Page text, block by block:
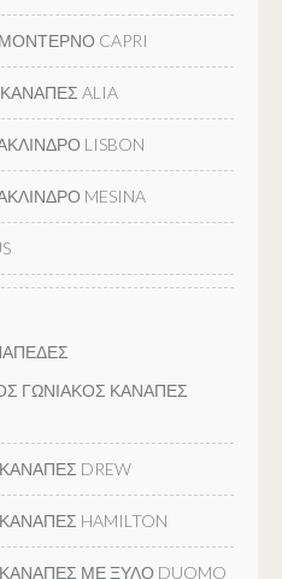
CAPRI
ALIA
LISBON
MESINA
ΓΩΝΙΑΚΟΣ ΚΑΝΑΠΕΣ
DREW
HAMILTON
ΜΕ ΞΥΛΟ DUOMO